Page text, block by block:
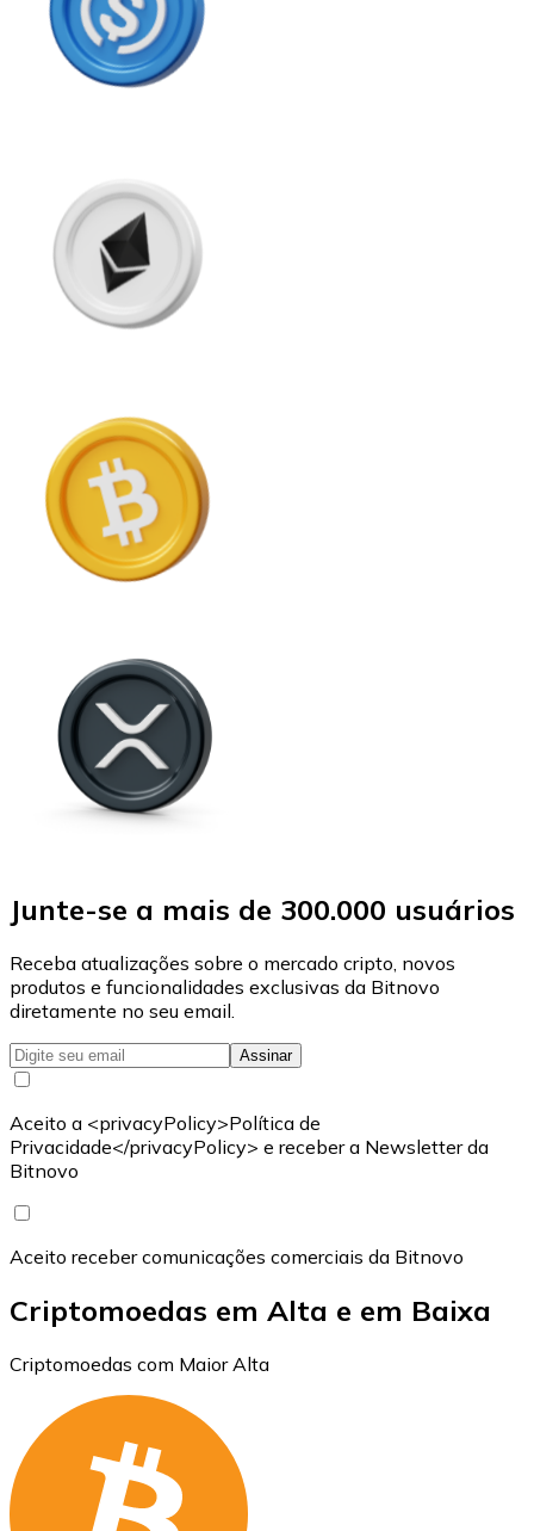
Junte-se a mais de 300.000 usuários
Receba atualizações sobre o mercado cripto, novos
produtos e funcionalidades exclusivas da Bitnovo
diretamente no seu email.
Assinar
Aceito a <privacyPolicy>Política de
Privacidade</privacyPolicy> e receber a Newsletter da
Bitnovo
Aceito receber comunicações comerciais da Bitnovo
Criptomoedas em Alta e em Baixa
Criptomoedas com Maior Alta